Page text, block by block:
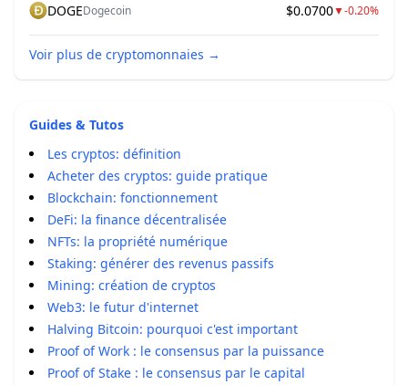
DOGEDogecoin $0.0700▼-0.20%
Voir plus de cryptomonnaies →
Guides & Tutos
Les cryptos: définition
Acheter des cryptos: guide pratique
Blockchain: fonctionnement
DeFi: la finance décentralisée
NFTs: la propriété numérique
Staking: générer des revenus passifs
Mining: création de cryptos
Web3: le futur d'internet
Halving Bitcoin: pourquoi c'est important
Proof of Work : le consensus par la puissance
Proof of Stake : le consensus par le capital